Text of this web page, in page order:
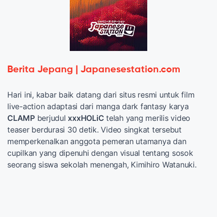
Berita Jepang | Japanesestation.com
Hari ini, kabar baik datang dari situs resmi untuk film
live-action adaptasi dari manga dark fantasy karya
CLAMPberjudulxxxHOLiC telah yang merilis video
teaser berdurasi 30 detik. Video singkat tersebut
memperkenalkan anggota pemeran utamanya dan
cupilkan yang dipenuhi dengan visual tentang sosok
seorang siswa sekolah menengah, Kimihiro Watanuki.